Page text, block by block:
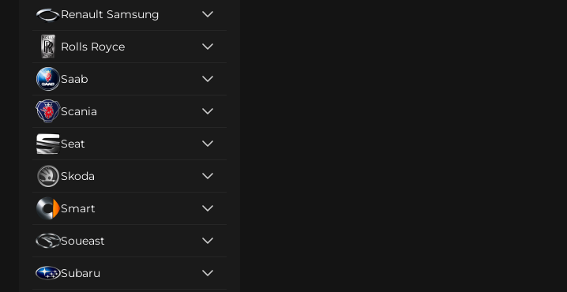
Renault Samsung
Rolls Royce
Saab
Scania
Seat
Skoda
Smart
Soueast
Subaru